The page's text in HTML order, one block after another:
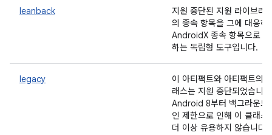
leanback
지원 중단된 지원 라이브러
의 종속 항목을 그에 대응하
AndroidX 종속 항목으로
하는 독립형 도구입니다.
legacy
이 아티팩트와 아티팩트의
래스는 지원 중단되었습니
Android 8부터 백그라운드
인 제한으로 인해 이 클래스
더 이상 유용하지 않습니다.